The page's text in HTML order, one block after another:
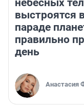
небесных тел
выстроятся
параде
правильно
день
Анастасия